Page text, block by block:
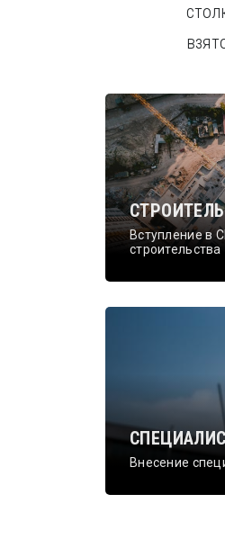
Вступление в
строительства
Внесение